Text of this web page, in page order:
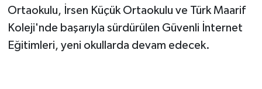
Ortaokulu, İrsen Küçük Ortaokulu ve Türk Maarif
Koleji'nde başarıyla sürdürülen Güvenli İnternet
Eğitimleri, yeni okullarda devam edecek.